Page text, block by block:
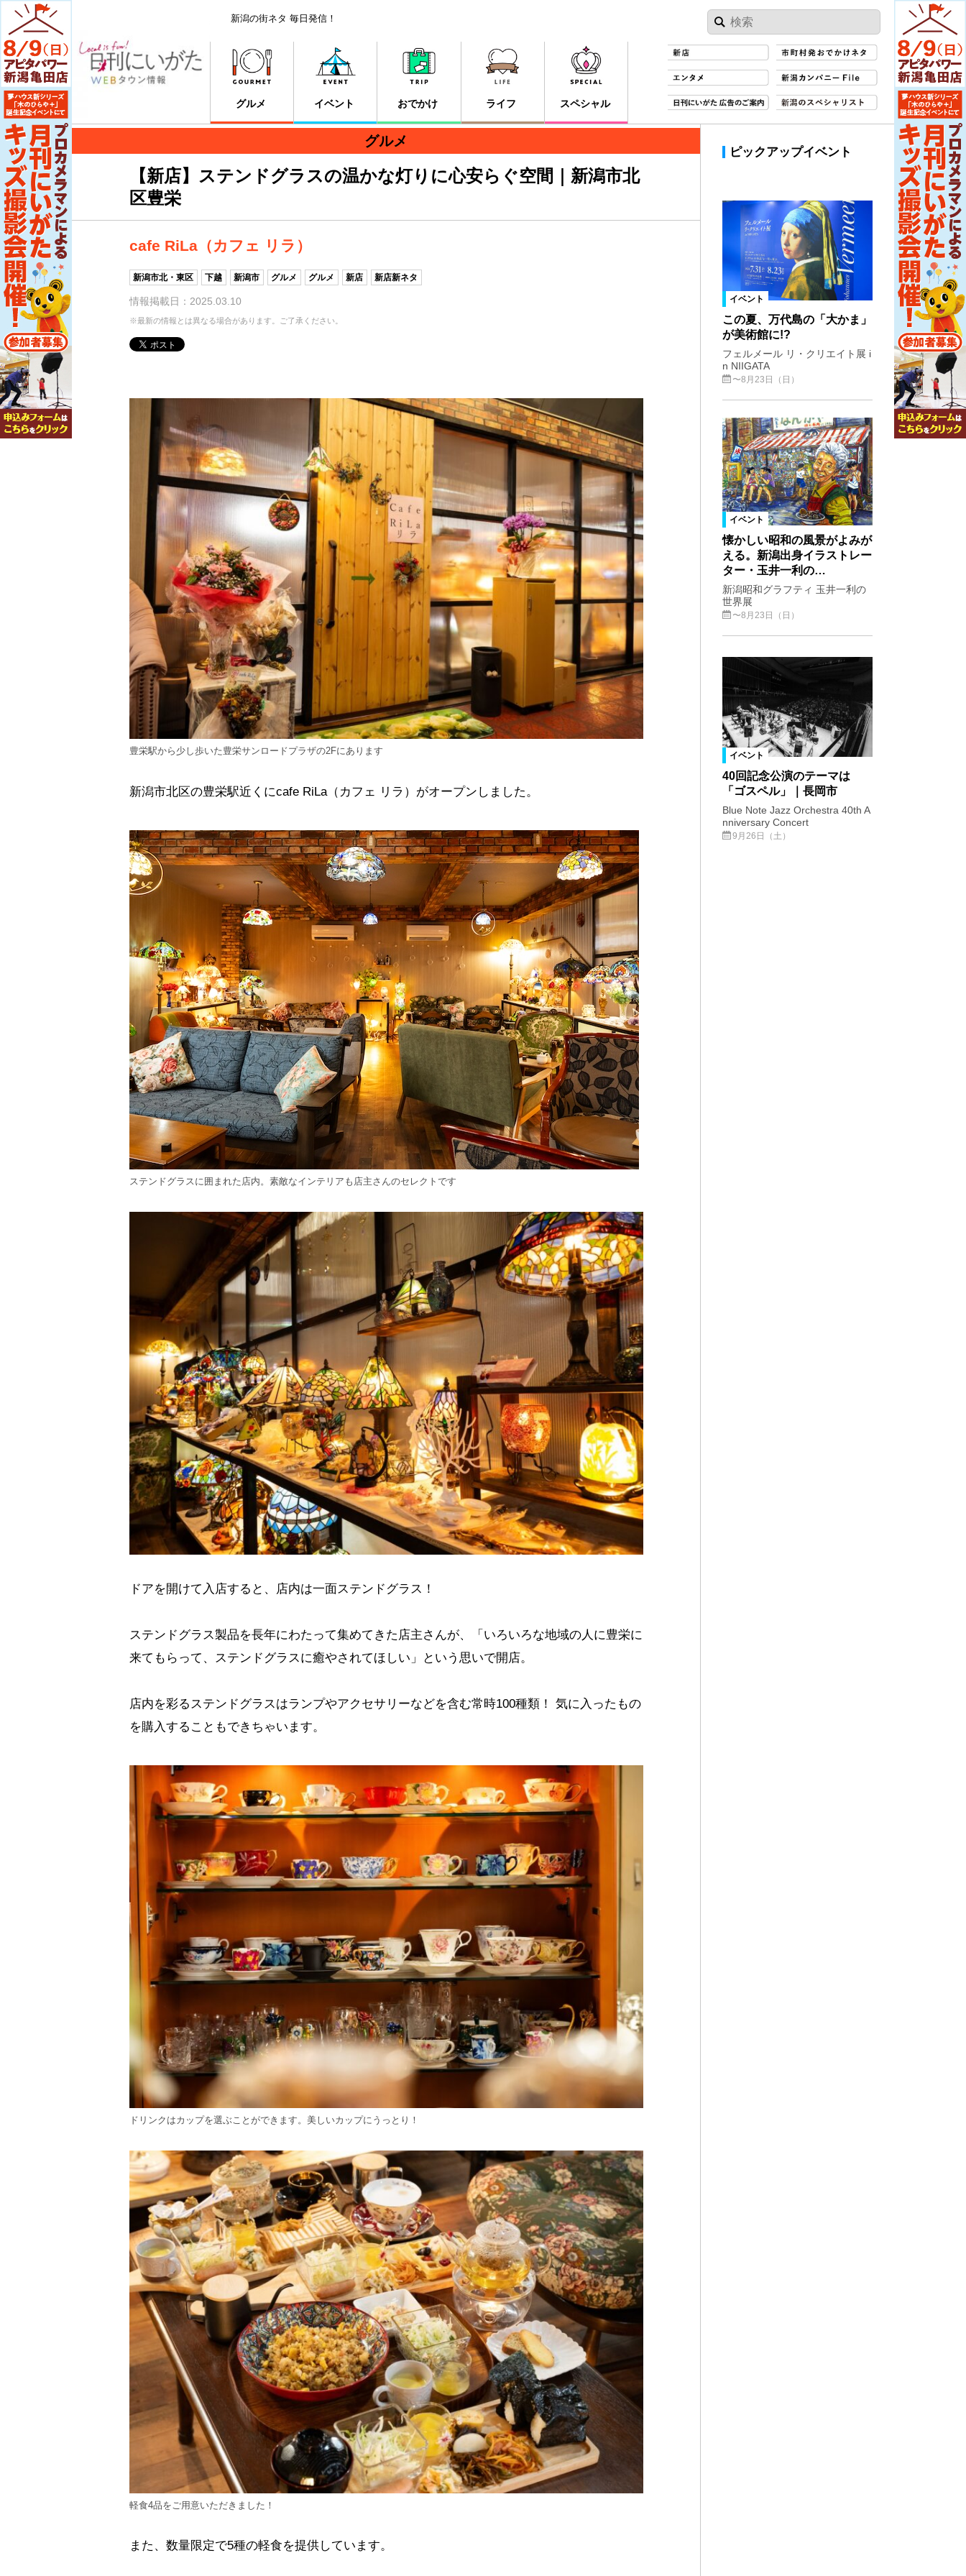
新潟の街ネタ 毎日発信！
グルメ イベント おでかけ ライフ スペシャル
グルメ
【新店】ステンドグラスの温かな灯りに心安らぐ空間｜新潟市北
区豊栄
cafe RiLa（カフェ リラ）
新潟市北・東区 下越 新潟市 グルメ グルメ 新店 新店新ネタ
情報掲載日：2025.03.10
※最新の情報とは異なる場合があります。ご了承ください。
豊栄駅から少し歩いた豊栄サンロードプラザの2Fにあります
新潟市北区の豊栄駅近くにcafe RiLa（カフェ リラ）がオープンしました。
ステンドグラスに囲まれた店内。素敵なインテリアも店主さんのセレクトです
ドアを開けて入店すると、店内は一面ステンドグラス！
ステンドグラス製品を長年にわたって集めてきた店主さんが、「いろいろな地域の人に豊栄に
来てもらって、ステンドグラスに癒やされてほしい」という思いで開店。
店内を彩るステンドグラスはランプやアクセサリーなどを含む常時100種類！ 気に入ったもの
を購入することもできちゃいます。
ドリンクはカップを選ぶことができます。美しいカップにうっとり！
軽食4品をご用意いただきました！
また、数量限定で5種の軽食を提供しています。
ピックアップイベント
イベント
この夏、万代島の「大かま」
が美術館に!?
フェルメール リ・クリエイト展 i
n NIIGATA
〜8月23日（日）
イベント
懐かしい昭和の風景がよみが
える。新潟出身イラストレー
ター・玉井一利の…
新潟昭和グラフティ 玉井一利の
世界展
〜8月23日（日）
イベント
40回記念公演のテーマは
「ゴスペル」｜長岡市
Blue Note Jazz Orchestra 40th A
nniversary Concert
9月26日（土）